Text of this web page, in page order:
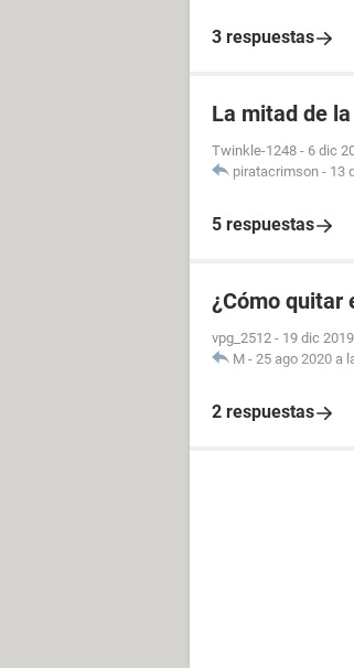
3 respuestas
La mitad de
Twinkle-1248 - 6 dic
piratacrimson - 13
5 respuestas
¿Cómo quitar
vpg_2512 - 19 dic
M - 25 ago 2020 a
2 respuestas